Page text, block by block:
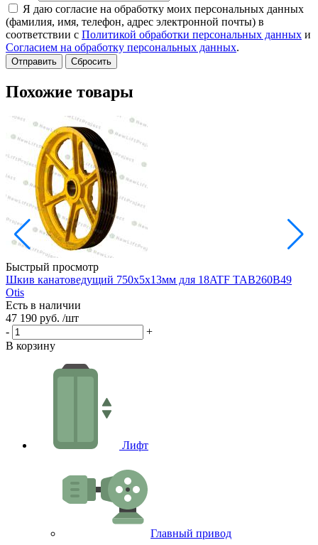
Я даю согласие на обработку моих персональных данных
(фамилия, имя, телефон, адрес электронной почты) в
соответствии с Политикой обработки персональных данных и
Согласием на обработку персональных данных.
Сбросить
Похожие товары
Быстрый просмотр
Шкив канатоведущий 750х5х13мм для 18ATF TAB260B49
Otis
Есть в наличии
47 190 руб. /шт
-
+
В корзину
Лифт
Главный привод